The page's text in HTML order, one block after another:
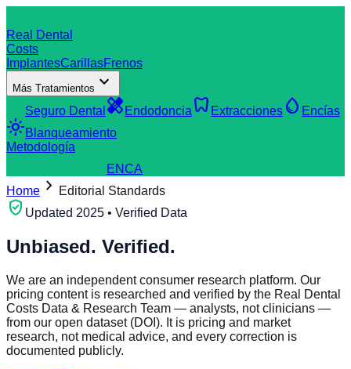
Real Dental
Costs
ImplantesCarillasFrenos
Más Tratamientos expand_more
Seguro Dental healing Endodoncia dentistry Extracciones water_drop Encías
light_modeBlanqueamiento
Metodología
ENCA
Home chevron_right Editorial Standards
verified_user Updated 2025 • Verified Data
Unbiased. Verified.
We are an independent consumer research platform. Our
pricing content is researched and verified by the Real Dental
Costs Data & Research Team — analysts, not clinicians —
from our open dataset (DOI). It is pricing and market
research, not medical advice, and every correction is
documented publicly.